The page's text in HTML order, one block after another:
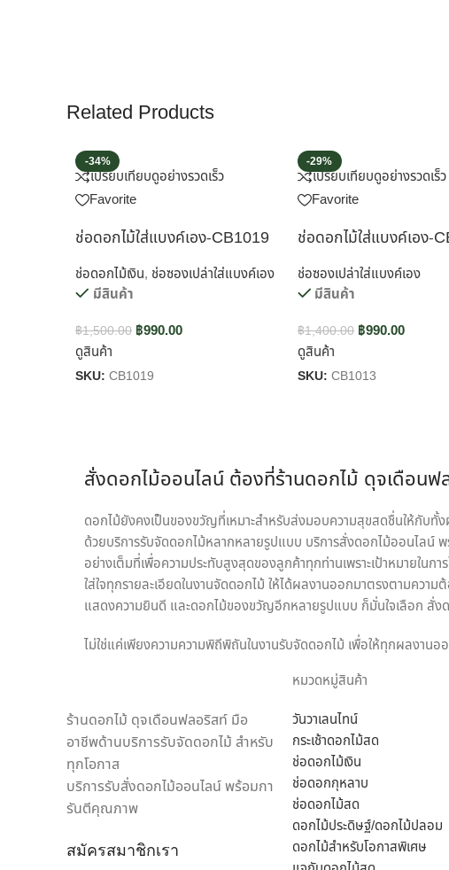
Related Products
-34%
เปรียบเทียบดูอย่างรวดเร็ว
Favorite
ช่อดอกไม้ใส่แบงค์เอง-CB1019
ช่อดอกไม้เงิน, ช่อซองเปล่าใส่แบงค์เอง
มีสินค้า
฿1,500.00 ฿990.00
ดูสินค้า
SKU: CB1019
-29%
เปรียบเทียบดูอย่างรวดเร็ว
Favorite
ช่อดอกไม้ใส่แบงค์เอง-
ช่อซองเปล่าใส่แบงค์เอง
มีสินค้า
฿1,400.00 ฿990.00
ดูสินค้า
SKU: CB1013
สั่งดอกไม้ออนไลน์ ต้องที่ร้านดอกไม้ ดุจเดือนฟ
ดอกไม้ยังคงเป็นของขวัญที่เหมาะสำหรับส่งมอบความสุขสดชื่นให้กับ
ด้วยบริการรับจัดดอกไม้หลากหลายรูปแบบ บริการสั่งดอกไม้ออนไลน์
อย่างเต็มที่เพื่อความประทับสูงสุดของลูกค้าทุกท่านเพราะเป้าหมายใน
ใส่ใจทุกรายละเอียดในงานจัดดอกไม้ ให้ได้ผลงานออกมาตรงตามคว
แสดงความยินดี และดอกไม้ของขวัญอีกหลายรูปแบบ ก็มั่นใจเลือก สั่ง
ไม่ใช่แค่เพียงความความพิถีพิถันในงานรับจัดดอกไม้ เพื่อให้ทุกผลงาน
เชี่ยวชาญด้านดอกไม้เป็นพิเศษ สามารถดูแลรักษาสินค้าให้ถึงมือผู้รับ
เราพร้อมรังสรรค์สินค้าตามความต้องการของคุณ โดยลูกค้าสามารถเ
ของขวัญ ประเภทดอกไม้ เพื่อสร้างความประทับใจให้กับผู้รับมากที่สุด
“ดุจเดือน ฟลอริสท์” เท่านั้น เราไม่ทำให้คุณผิดหวังแน่นอน
ร้านดอกไม้ ดุจเดือนฟลอริสท์ มือ
อาชีพด้านบริการรับจัดดอกไม้ สำหรับ
ทุกโอกาส
บริการรับสั่งดอกไม้ออนไลน์ พร้อมกา
รันตีคุณภาพ
สมัครสมาชิกเรา
หมวดหมู่สินค้า
วันวาเลนไทน์
กระเช้าดอกไม้สด
ช่อดอกไม้เงิน
ช่อดอกกุหลาบ
ช่อดอกไม้สด
ดอกไม้ประดิษฐ์/ดอกไม้ปลอม
ดอกไม้สำหรับโอกาสพิเศษ